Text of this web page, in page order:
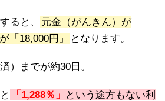
ると、
元金（がんきん）が
「18,000円」
となります。
）までが約30日。
「1,288％」
という途方もない利